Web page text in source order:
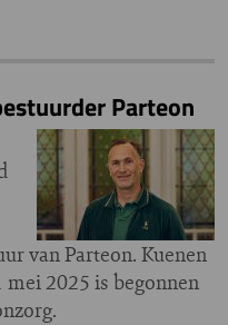
Parteon
van Parteon. Kuenen
2025 is begonnen